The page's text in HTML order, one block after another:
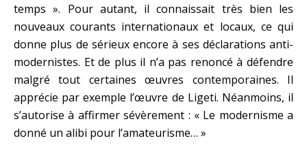
temps ». Pour autant, il connaissait très bien les
nouveaux courants internationaux et locaux, ce qui
donne plus de sérieux encore à ses déclarations anti-
modernistes. Et de plus il n’a pas renoncé à défendre
malgré tout certaines œuvres contemporaines. Il
apprécie par exemple l’œuvre de Ligeti. Néanmoins, il
s’autorise à affirmer sévèrement : « Le modernisme a
donné un alibi pour l’amateurisme… »